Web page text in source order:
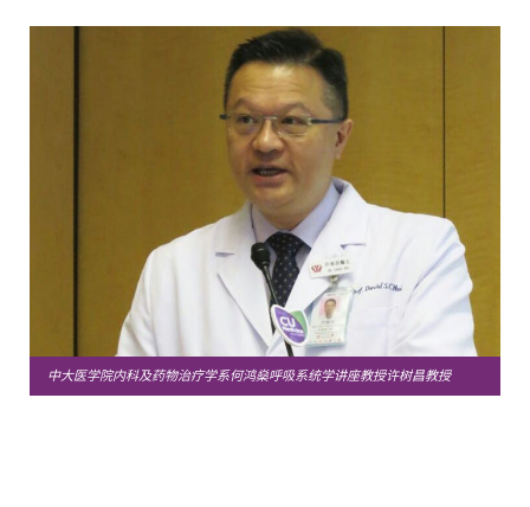
中大医学院内科及药物治疗学系何鸿燊呼吸系统学讲座教授许树昌教授